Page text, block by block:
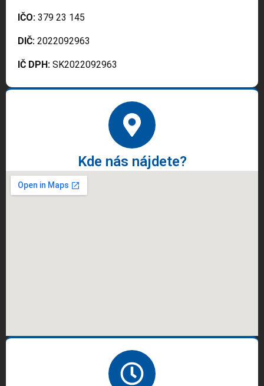
IČO: 379 23 145
DIČ: 2022092963
IČ DPH: SK2022092963
Kde nás nájdete?